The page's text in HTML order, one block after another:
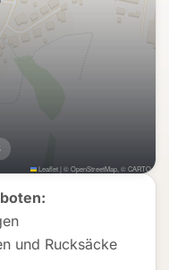
und Rucksäcke
Leaflet|©OpenStreetMap , ©CARTO